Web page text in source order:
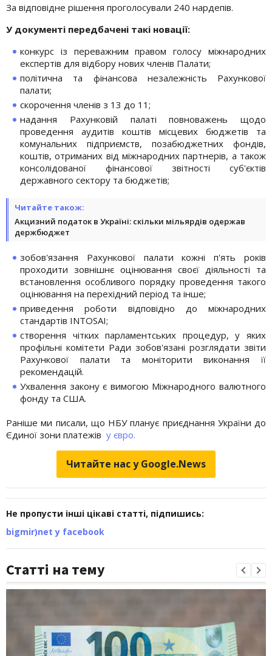
За відповідне рішення проголосували 240 нардепів.
У документі передбачені такі новації:
конкурс із переважним правом голосу міжнародних
експертів для відбору нових членів Палати;
політична та фінансова незалежність Рахункової
палати;
скорочення членів з 13 до 11;
надання Рахунковій палаті повноважень щодо
проведення аудитів коштів місцевих бюджетів та
комунальних підприємств, позабюджетних фондів,
коштів, отриманих від міжнародних партнерів, а також
консолідованої фінансової звітності суб'єктів
державного сектору та бюджетів;
Читайте також:
Акцизний податок в Україні: скільки мільярдів одержав
держбюджет
зобов'язання Рахункової палати кожні п'ять років
проходити зовнішнє оцінювання своєї діяльності та
встановлення особливого порядку проведення такого
оцінювання на перехідний період та інше;
приведення роботи відповідно до міжнародних
стандартів INTOSAI;
створення чітких парламентських процедур, у яких
профільні комітети Ради зобов'язані розглядати звіти
Рахункової палати та моніторити виконання її
рекомендацій.
Ухвалення закону є вимогою Міжнародного валютного
фонду та США.
Раніше ми писали, що НБУ планує приєднання України до
Єдиної зони платежів у євро.
Читайте нас у Google.News
Не пропусти інші цікаві статті, підпишись:
bigmir)net у facebook
Статті на тему